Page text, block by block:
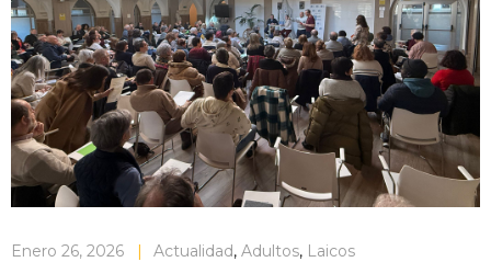
Enero 26, 2026 | Actualidad, Adultos, Laicos